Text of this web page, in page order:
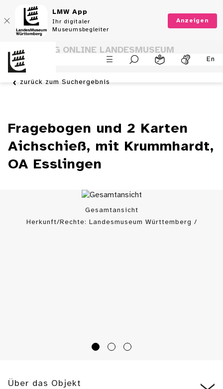
LMW App
Ihr digitaler
Museumsbegleiter
Anzeigen
En
SAMMLUNG ONLINE LANDESMUSEUM
WÜRTTEMBERG
zurück zum Suchergebnis
Fragebogen und 2 Karten
Aichschieß, mit Krummhardt,
OA Esslingen
Gesamtansicht
Herkunft/Rechte: Landesmuseum Württemberg /
Über das Objekt